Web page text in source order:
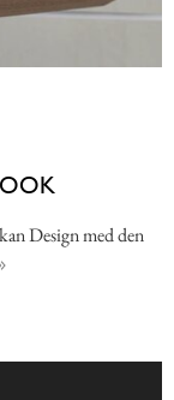
Design med den